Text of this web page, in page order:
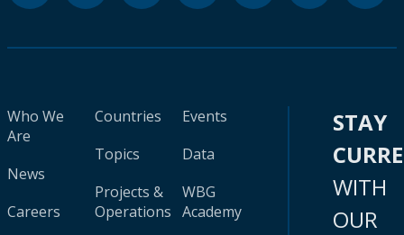
Who We
Are
News
Careers
Countries
Topics
Projects &
Operations
Events
Data
WBG
Academy
STAY
WITH
OUR